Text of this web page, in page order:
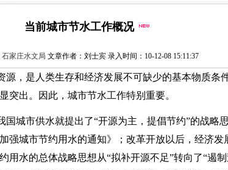
当前城市节水工作概况
石家庄水文局 文章作者：刘士宾 录入时间：10-12-08 15:11:37
源，是人类生存和经济发展不可缺少的基本物质条
突出。因此，城市节水工作特别重要。
国城市供水就提出了“开源为主，提倡节约”的战略
强城市节约用水的通知》；改革开放以后，经济发
用水的总体战略思想从“拟补开源不足”转向了“遏